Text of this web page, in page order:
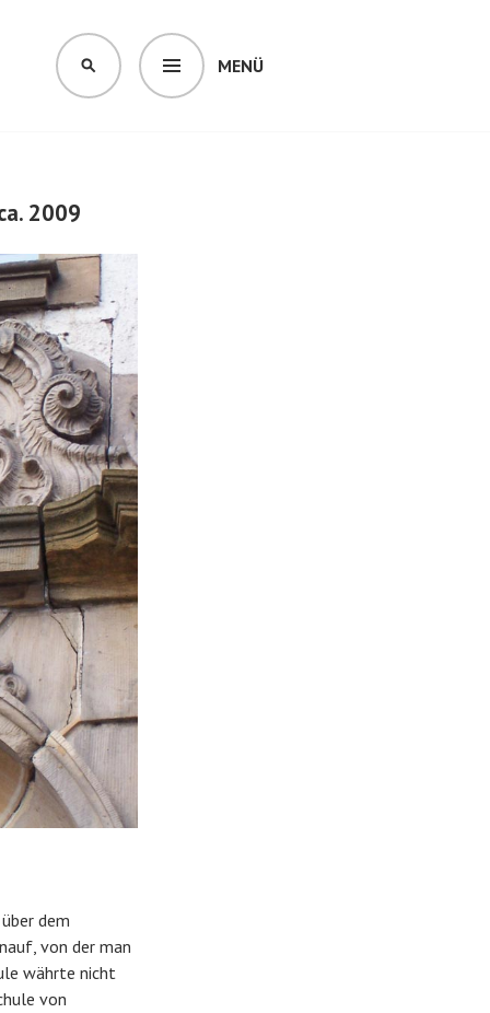
MENÜ
SUCHEN
2009
dem
von der man
währte nicht
von